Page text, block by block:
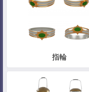
指輪